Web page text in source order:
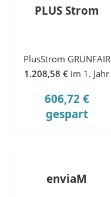
PLUS Strom
PlusStrom GRÜNFAIR
1.208,58 € im 1. Jahr
606,72 €
gespart
enviaM